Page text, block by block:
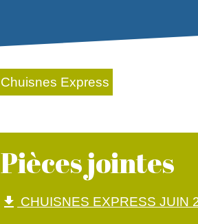
Chuisnes Express
Pièces jointes
file_download CHUISNES EXPRESS JUIN